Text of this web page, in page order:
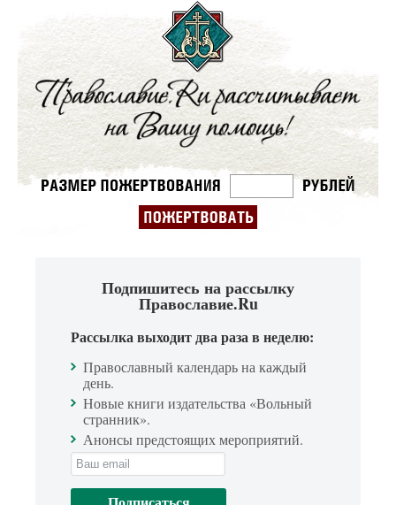
Подпишитесь на рассылку
Православие.Ru
Рассылка выходит два раза в неделю:
Православный календарь на каждый
день.
Новые книги издательства «Вольный
странник».
Анонсы предстоящих мероприятий.